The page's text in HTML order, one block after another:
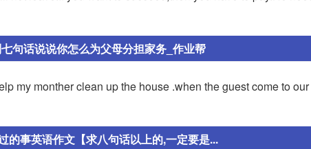
句话说说你怎么为父母分担家务_作业帮
my monther clean up the house .when the guest come to
的事英语作文【求八句话以上的,一定要是...